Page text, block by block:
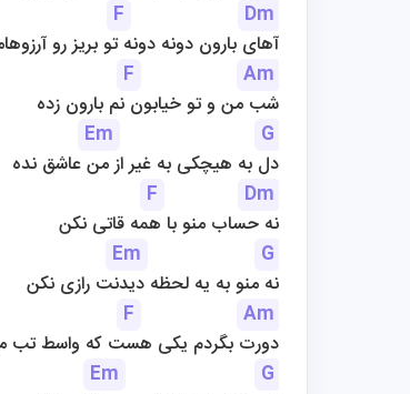
F
Dm
آهای بارون دونه دونه تو بریز رو
F
Am
شب من و تو خیابون نم بارون زده
Em
G
دل به هیچکی به غیر از من عاشق نده
F
Dm
نه حساب منو با همه قاتی نکن
Em
G
نه منو به یه لحظه دیدنت رازی نکن
F
Am
دورت بگردم یکی هست که واسط تب
Em
G